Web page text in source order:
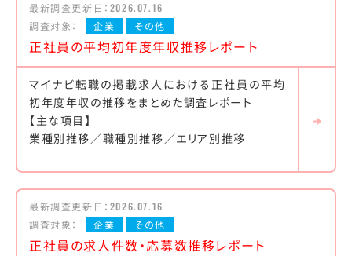
最新調査更新日： 2026.07.16
調査対象：
企業 その他
正社員の平均初年度年収推移レポート
マイナビ転職の掲載求人における正社員の平均
初年度年収の推移をまとめた調査レポート
【主な項目】
業種別推移／職種別推移／エリア別推移
最新調査更新日： 2026.07.16
調査対象：
企業 その他
正社員の求人件数・応募数推移レポート